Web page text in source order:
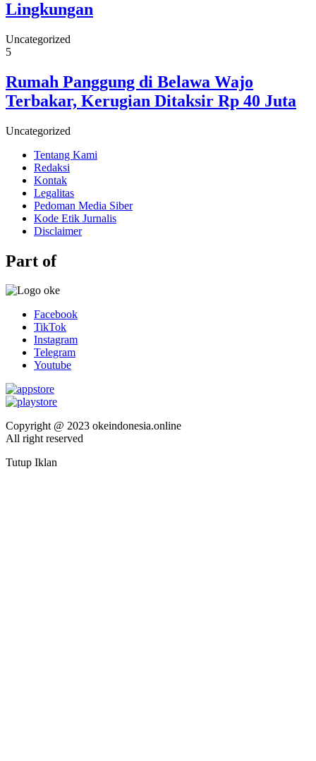
Lingkungan
Uncategorized
5
Rumah Panggung di Belawa Wajo
Terbakar, Kerugian Ditaksir Rp 40 Juta
Uncategorized
Tentang Kami
Redaksi
Kontak
Legalitas
Pedoman Media Siber
Kode Etik Jurnalis
Disclaimer
Part of
Facebook
TikTok
Instagram
Telegram
Youtube
Copyright @ 2023 okeindonesia.online
All right reserved
Tutup Iklan